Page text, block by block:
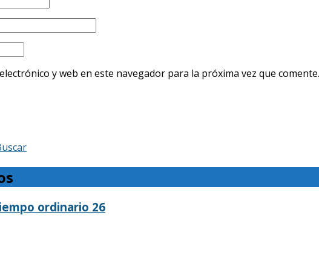
y web en este navegador para la próxima vez que comente.
ordinario 26